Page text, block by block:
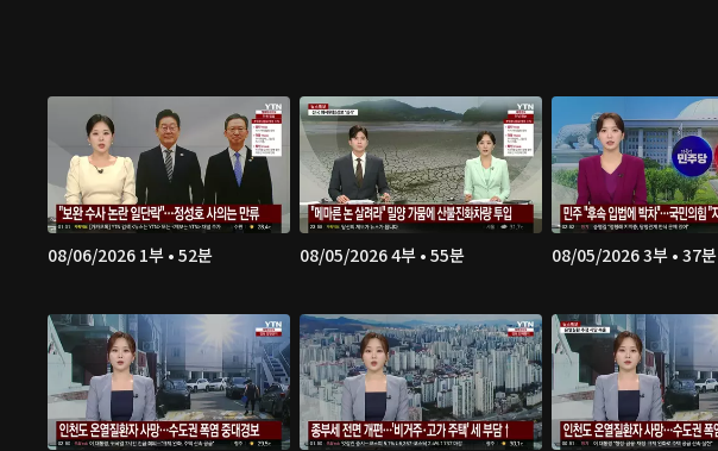
08/06/2026 1부 • 52분 08/05/2026 4부 • 55분 08/05/2026 3부 • 37분